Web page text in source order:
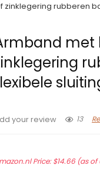
zinklegering rubberen
met
your review 13
Price:$14.66(as of